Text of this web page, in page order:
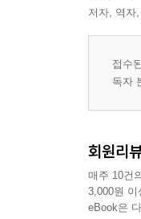
저자, 역자
접수
독자
회원리
매주 10건
3,000원 이
eBook은